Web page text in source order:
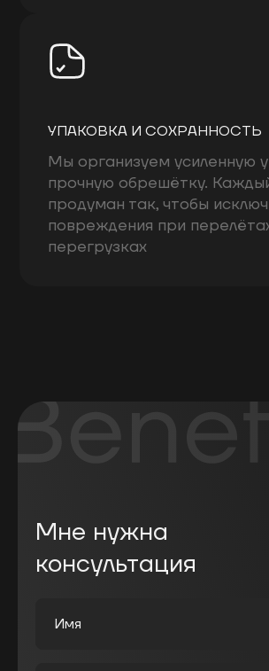
УПАКОВКА И СОХРАННОСТЬ
Мы организуем усиленную
прочную обрешётку.
продуман так, чтобы
повреждения при
перегрузках
Мне нужна
консультация